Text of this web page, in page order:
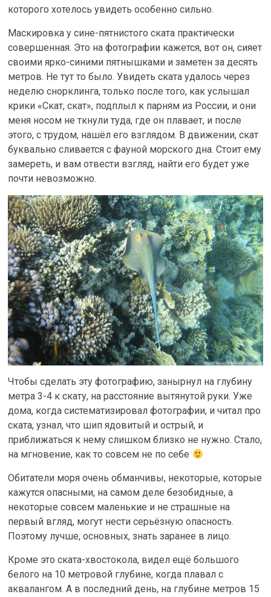
которого хотелось увидеть особенно сильно.
Маскировка у сине-пятнистого ската практически
совершенная. Это на фотографии кажется, вот он, сияет
своими ярко-синими пятнышками и заметен за десять
метров. Не тут то было. Увидеть ската удалось через
неделю снорклинга, только после того, как услышал
крики «Скат, скат», подплыл к парням из России, и они
меня носом не ткнули туда, где он плавает, и после
этого, с трудом, нашёл его взглядом. В движении, скат
буквально сливается с фауной морского дна. Стоит ему
замереть, и вам отвести взгляд, найти его будет уже
почти невозможно.
Чтобы сделать эту фотографию, занырнул на глубину
метра 3-4 к скату, на расстояние вытянутой руки. Уже
дома, когда систематизировал фотографии, и читал про
ската, узнал, что шип ядовитый и острый, и
приближаться к нему слишком близко не нужно. Стало,
на мгновение, как то совсем не по себе
Обитатели моря очень обманчивы, некоторые, которые
кажутся опасными, на самом деле безобидные, а
некоторые совсем маленькие и не страшные на
первый вгляд, могут нести серьёзную опасность.
Поэтому лучше, основных, знать заранее в лицо.
Кроме это ската-хвостокола, видел ещё большого
белого на 10 метровой глубине, когда плавал с
аквалангом. А в последний день, на глубине метров 15